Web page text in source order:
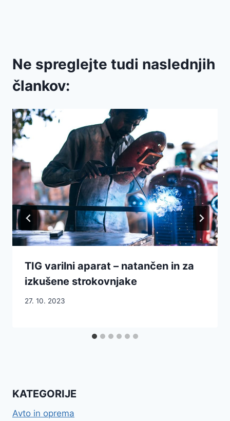
Ne spreglejte tudi naslednjih
člankov:
TIG varilni aparat – natančen in za
izkušene strokovnjake
27. 10. 2023
KATEGORIJE
Avto in oprema